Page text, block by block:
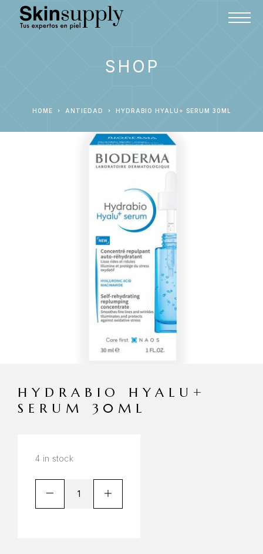
SHOP
HOME ANTIEDAD HYDRABIO HYALU+ SERUM 30ML
HYDRABIO HYALU+
SERUM 30ML
4 in stock